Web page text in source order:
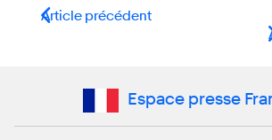
Article précédent
Espace presse